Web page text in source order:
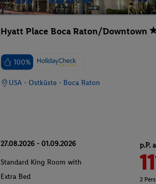
Hyatt Place Boca Raton/Downtown
100%
USA - Ostküste - Boca Raton
27.08.2026 - 01.09.2026
Standard King Room with
Extra Bed
p.P.
2